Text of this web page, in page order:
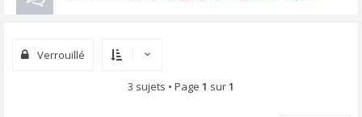
Verrouillé
3 sujets • Page 1 sur1